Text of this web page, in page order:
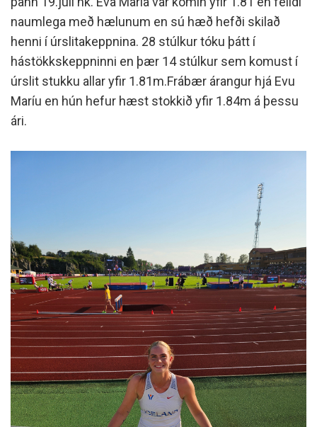
naumlega með hælunum en sú hæð hefði skilað
henni í úrslitakeppnina. 28 stúlkur tóku þátt í
hástökkskeppninni en þær 14 stúlkur sem komust í
úrslit stukku allar yfir 1.81m.Frábær árangur hjá Evu
Maríu en hún hefur hæst stokkið yfir 1.84m á þessu
ári.